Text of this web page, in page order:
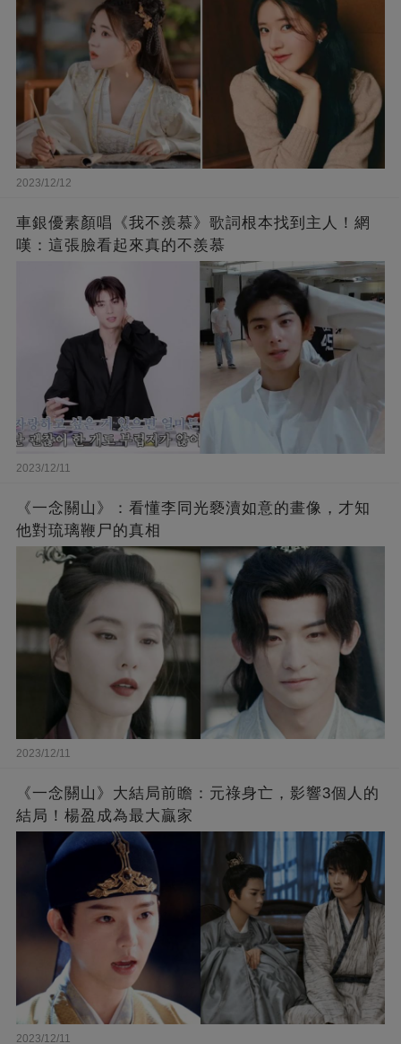
2023/12/12
車銀優素顏唱《我不羨慕》歌詞根本找到主人！網
嘆：這張臉看起來真的不羨慕
2023/12/11
《一念關山》：看懂李同光褻瀆如意的畫像，才知
他對琉璃鞭尸的真相
2023/12/11
《一念關山》大結局前瞻：元祿身亡，影響3個人的
結局！楊盈成為最大贏家
2023/12/11